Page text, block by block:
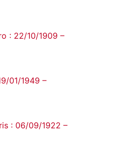
: 22/10/1909 –
01/1949 –
: 06/09/1922 –